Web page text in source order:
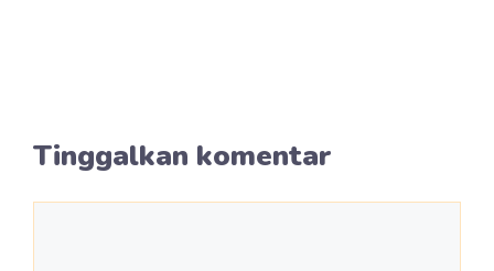
Tinggalkan komentar